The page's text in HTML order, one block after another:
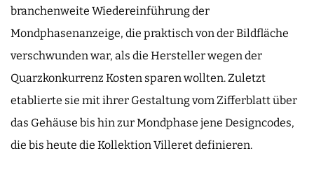
branchenweite Wiedereinführung der
Mondphasenanzeige, die praktisch von der Bildfläche
verschwunden war, als die Hersteller wegen der
Quarzkonkurrenz Kosten sparen wollten. Zuletzt
etablierte sie mit ihrer Gestaltung vom Zifferblatt über
das Gehäuse bis hin zur Mondphase jene Designcodes,
die bis heute die Kollektion Villeret definieren.